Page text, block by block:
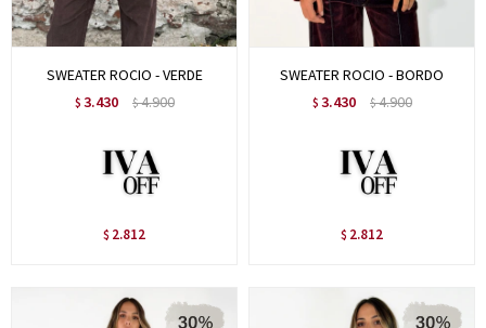
SWEATER ROCIO - VERDE
$ 3.430 $4.900
$ 2.812
SWEATER ROCIO - BORDO
$ 3.430 $4.900
$ 2.812